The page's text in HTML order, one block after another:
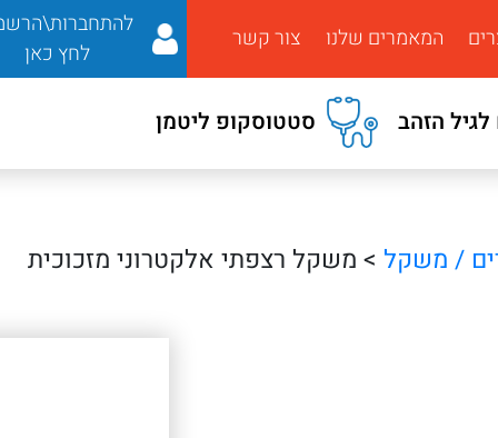
המאמרים שלנו צור קשר
לחץ כאן
לגיל הזהב סטטוסקופ ליטמן
/ משקל > משקל רצפתי אלקטרוני מזכוכית